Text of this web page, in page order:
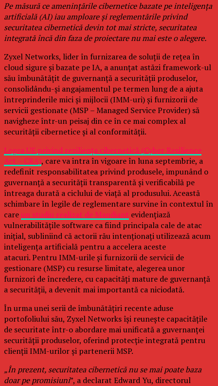
Pe măsură ce amenințările cibernetice bazate pe inteligența
artificială (AI) iau amploare și reglementările privind
securitatea cibernetică devin tot mai stricte, securitatea
integrată încă din faza de proiectare nu mai este o alegere.
Zyxel Networks, lider în furnizarea de soluții de rețea în
cloud sigure și bazate pe IA, a anunțat astăzi framework-ul
său îmbunătățit de guvernanță a securității produselor,
consolidându-și angajamentul pe termen lung de a ajuta
întreprinderile mici și mijlocii (IMM-uri) și furnizorii de
servicii gestionate (MSP – Managed Service Provider) să
navigheze într-un peisaj din ce în ce mai complex al
securității cibernetice și al conformității.
Legea UE privind reziliența cibernetică (Cyber Resilience
Act – CRA), care va intra în vigoare în luna septembrie, a
redefinit responsabilitatea privind produsele, impunând o
guvernanță a securității transparentă și verificabilă pe
întreaga durată a ciclului de viață al produsului. Această
schimbare în legile de reglementare survine în contextul în
careun studiu realizat de Mandiant evidențiază
vulnerabilitățile software ca fiind principala cale de atac
inițial, subliniind că actorii rău intenționați utilizează acum
inteligența artificială pentru a accelera aceste
atacuri. Pentru IMM-urile și furnizorii de servicii de
gestionare (MSP) cu resurse limitate, alegerea unor
furnizori de încredere, cu capacități mature de guvernanță
a securității, a devenit mai importantă ca niciodată.
În urma unei serii de îmbunătățiri recente aduse
portofoliului său, Zyxel Networks își reunește capacitățile
de securitate într-o abordare mai unificată a guvernanței
securității produselor, oferind protecție integrată pentru
clienții IMM-urilor și partenerii MSP.
„În prezent, securitatea cibernetică nu se mai poate baza
doar pe promisiuni”, a declarat Edward Yu, directorul